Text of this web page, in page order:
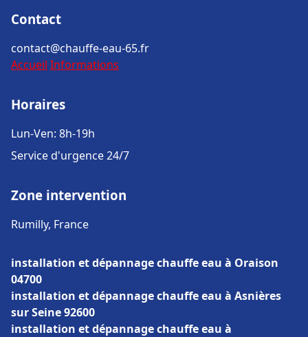
Contact
contact@chauffe-eau-65.fr
Accueil Informations
Horaires
Lun-Ven: 8h-19h
Service d'urgence 24/7
Zone intervention
Rumilly, France
installation et dépannage chauffe eau à Oraison
04700
installation et dépannage chauffe eau à Asnières
sur Seine 92600
installation et dépannage chauffe eau à